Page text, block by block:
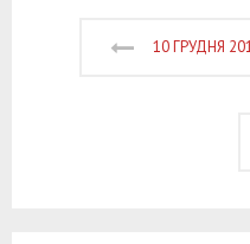
10 ГРУДНЯ